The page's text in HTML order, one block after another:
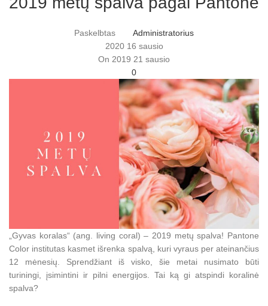
Paskelbtas
Administratorius
2020 16 sausio
On 2019 21 sausio
0
„Gyvas koralas“ (ang. living coral) – 2019 metų spalva! Pantone
Color institutas kasmet išrenka spalvą, kuri vyraus per ateinančius
12 mėnesių. Sprendžiant iš visko, šie metai nusimato būti
turiningi, įsimintini ir pilni energijos. Tai ką gi atspindi koralinė
spalva?